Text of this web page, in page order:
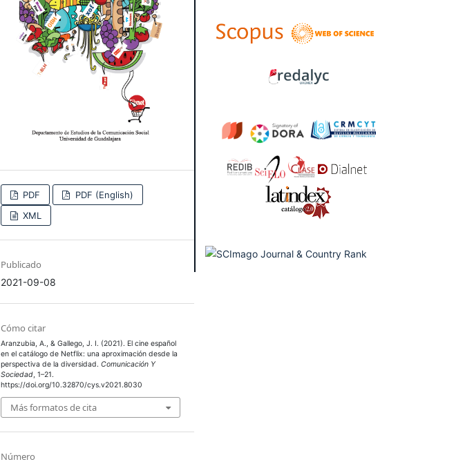
PDF
PDF (English)
XML
Publicado
2021-09-08
Cómo citar
Aranzubia, A., & Gallego, J. I. (2021). El cine español
en el catálogo de Netflix: una aproximación desde la
perspectiva de la diversidad.Comunicación Y
Sociedad, 1–21.
https://doi.org/10.32870/cys.v2021.8030
Más formatos de cita
Número